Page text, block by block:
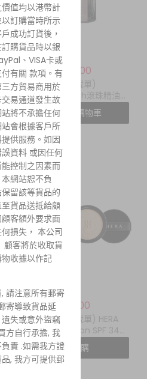
HKD $488.00
HKD $388.00
(9/8 23:59截單)
daniel's truth滾珠精油香
水
加入購物車
HKD $399.00
HKD $299.00
(9/8 23:59截單) HERA
Black Cushion SPF 34
PA++ (+Refill 15g)
預購
值均以港幣計
訂購當時所示
成功訂貨後，
購貨品時以銀
、VISA卡或
有關 款項。有
方貿易商用於
易通道發生故
將不承擔任何
會根據客戶所
供服務。如因
資料 或因任何
控制之因素而
網站恕不負
留該等貨品的
貨品送抵給顧
客額外要求面
損失， 本公司
顧客將於收取貨
收據以作記
請注意所有郵寄
寄導致貨品延
失或意外盜竊
方自行承擔, 我
責 .如需我方證
, 我方可提供郵